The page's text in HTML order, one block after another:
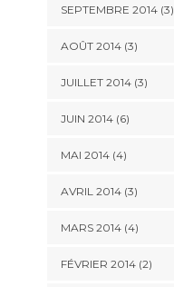
SEPTEMBRE 2014(3)
AOÛT 2014(3)
JUILLET 2014(3)
JUIN 2014(6)
MAI 2014(4)
AVRIL 2014(3)
MARS 2014(4)
FÉVRIER 2014(2)